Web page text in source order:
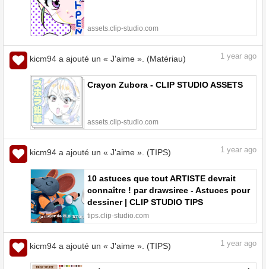
assets.clip-studio.com
kicm94 a ajouté un « J'aime ». (Matériau) 1 year ago
Crayon Zubora - CLIP STUDIO ASSETS
assets.clip-studio.com
kicm94 a ajouté un « J'aime ». (TIPS) 1 year ago
10 astuces que tout ARTISTE devrait
connaître ! par drawsiree - Astuces pour
dessiner | CLIP STUDIO TIPS
tips.clip-studio.com
kicm94 a ajouté un « J'aime ». (TIPS) 1 year ago